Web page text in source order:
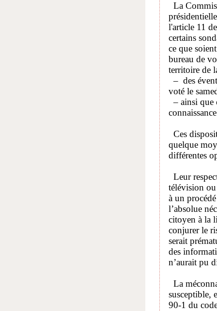
La
l'article 11
certains
ce que
bureau de
territoire de
– des
voté le
– ainsi que
Ces
quelque
différentes
Leur
télévision
à un
l’absolue
citoyen à la
conjurer le
serait
des
n’aurait pu
La
susceptible,
90-1 du